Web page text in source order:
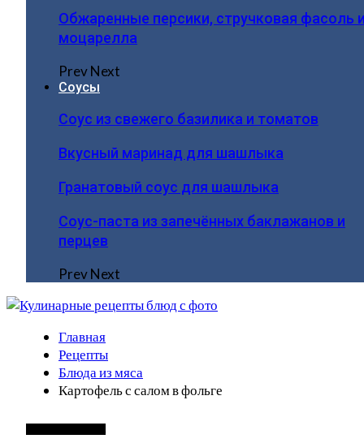
Обжаренные персики, стручковая фасоль
моцарелла
PrevNext
Соусы
Соус из свежего базилика и томатов
Вкусный маринад для шашлыка
Гранатовый соус для шашлыка
Соус-паста из запечённых баклажанов и
перцев
PrevNext
Главная
Рецепты
Блюда из мяса
Картофель с салом в фольге